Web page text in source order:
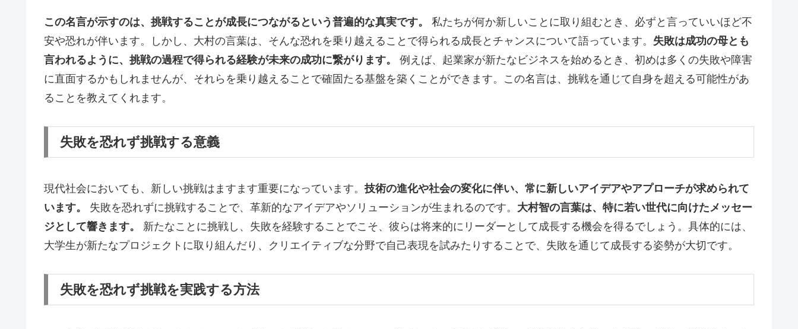
この名言が示すのは、挑戦することが成長につながるという普遍的な真実です。
私たちが何か新しいことに取り組むとき、必ずと言っていいほど不
安や恐れが伴います。しかし、大村の言葉は、そんな恐れを乗り越えることで得られる成長とチャンスについて語っています。 失敗は成功の母とも
言われるように、挑戦の過程で得られる経験が未来の成功に繋がります。
例えば、起業家が新たなビジネスを始めるとき、初めは多くの失敗や障害
に直面するかもしれませんが、それらを乗り越えることで確固たる基盤を築くことができます。この名言は、挑戦を通じて自身を超える可能性があ
ることを教えてくれます。
失敗を恐れず挑戦する意義
現代社会においても、新しい挑戦はますます重要になっています。 技術の進化や社会の変化に伴い、常に新しいアイデアやアプローチが求められて
います。
失敗を恐れずに挑戦することで、革新的なアイデアやソリューションが生まれるのです。 大村智の言葉は、特に若い世代に向けたメッセー
ジとして響きます。
新たなことに挑戦し、失敗を経験することでこそ、彼らは将来的にリーダーとして成長する機会を得るでしょう。具体的には、
大学生が新たなプロジェクトに取り組んだり、クリエイティブな分野で自己表現を試みたりすることで、失敗を通じて成長する姿勢が大切です。
失敗を恐れず挑戦を実践する方法